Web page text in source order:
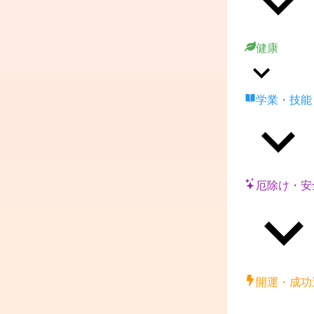
健康
学業・技能
厄除け・
開運・成